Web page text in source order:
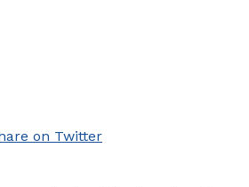
on Twitter